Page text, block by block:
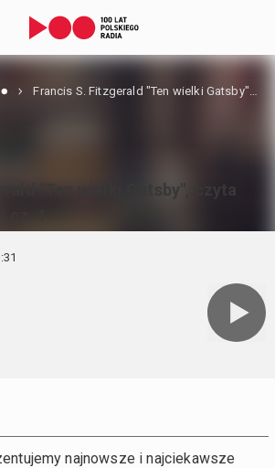
Francis S. Fitzgerald "Ten wielki Gatsby", czyta Józef Pawłowski cz. 1
"Ten wielki Gatsby", czyta
1
najnowsze i najciekawsze